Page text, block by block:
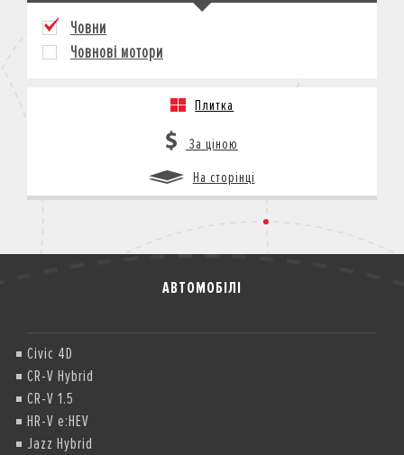
КОРПОРАТИВНИМ КЛІЄНТАМ
МОТОЦИКЛИ
КОРПОРАТИВНИМ КЛІЄНТАМ
Човни
Човнові мотори
Плитка
За ціною
На сторінці
АВТОМОБІЛІ
Civic 4D
CR-V Hybrid
CR-V 1.5
HR-V e:HEV
Jazz Hybrid